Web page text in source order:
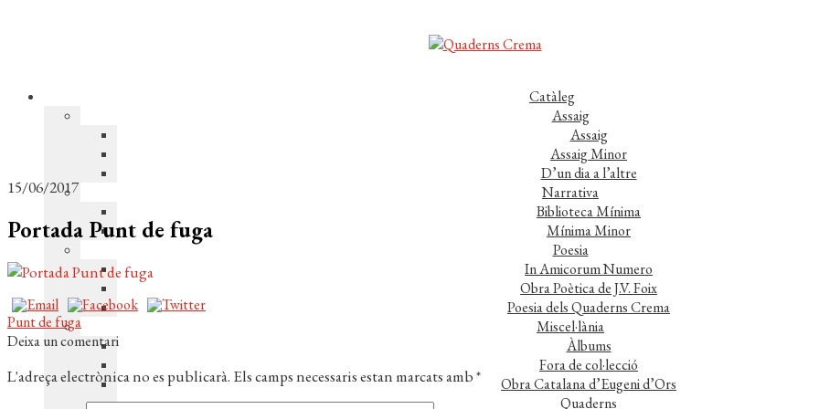
Catàleg
Assaig
Assaig
Assaig Minor
D’un dia a l’altre
Narrativa
Biblioteca Mínima
Mínima Minor
Poesia
In Amicorum Numero
Obra Poètica de J.V. Foix
Poesia dels Quaderns Crema
Miscel·lània
Àlbums
Fora de col·lecció
Obra Catalana d’Eugeni d’Ors
Quaderns
15/06/2017
Portada Punt de fuga
Navegació
d'entrades
Entrada
anterior:
Punt de fuga
Deixa un comentari
L'adreça electrònica no es publicarà. Els camps necessaris estan marcats amb*